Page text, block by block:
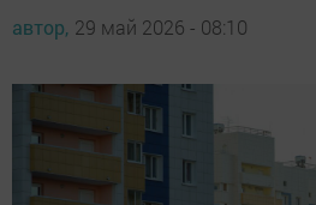
автор, 29 май 2026 - 08:10